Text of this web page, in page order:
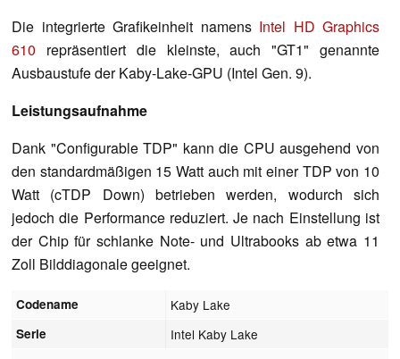
Die integrierte Grafikeinheit namens Intel HD Graphics
610 repräsentiert die kleinste, auch "GT1" genannte
Ausbaustufe der Kaby-Lake-GPU (Intel Gen. 9).
Leistungsaufnahme
Dank "Configurable TDP" kann die CPU ausgehend von
den standardmäßigen 15 Watt auch mit einer TDP von 10
Watt (cTDP Down) betrieben werden, wodurch sich
jedoch die Performance reduziert. Je nach Einstellung ist
der Chip für schlanke Note- und Ultrabooks ab etwa 11
Zoll Bilddiagonale geeignet.
Codename Kaby Lake
Serie Intel Kaby Lake